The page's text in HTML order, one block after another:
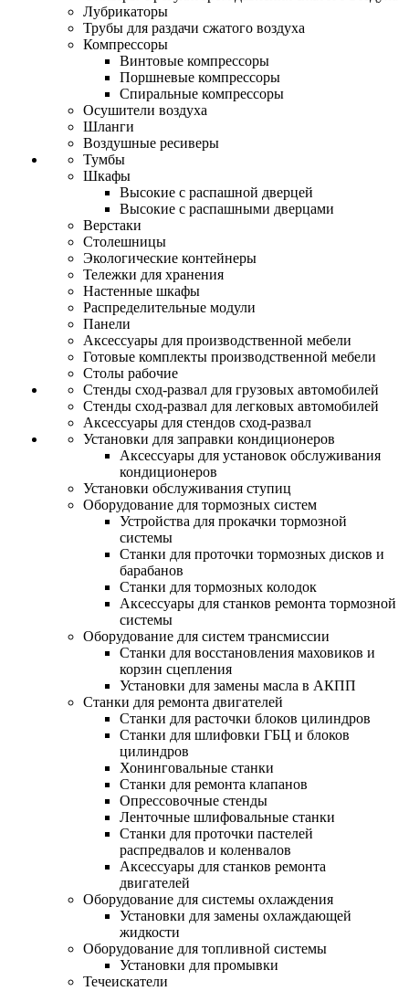
Лубрикаторы
Трубы для раздачи сжатого воздуха
Компрессоры
Винтовые компрессоры
Поршневые компрессоры
Спиральные компрессоры
Осушители воздуха
Шланги
Воздушные ресиверы
Тумбы
Шкафы
Высокие с распашной дверцей
Высокие с распашными дверцами
Верстаки
Столешницы
Экологические контейнеры
Тележки для хранения
Настенные шкафы
Распределительные модули
Панели
Аксессуары для производственной мебели
Готовые комплекты производственной мебели
Столы рабочие
Стенды сход-развал для грузовых автомобилей
Стенды сход-развал для легковых автомобилей
Аксессуары для стендов сход-развал
Установки для заправки кондиционеров
Аксессуары для установок обслуживания
кондиционеров
Установки обслуживания ступиц
Оборудование для тормозных систем
Устройства для прокачки тормозной
системы
Станки для проточки тормозных дисков и
барабанов
Станки для тормозных колодок
Аксессуары для станков ремонта тормозной
системы
Оборудование для систем трансмиссии
Станки для восстановления маховиков и
корзин сцепления
Установки для замены масла в АКПП
Станки для ремонта двигателей
Станки для расточки блоков цилиндров
Станки для шлифовки ГБЦ и блоков
цилиндров
Хонинговальные станки
Станки для ремонта клапанов
Опрессовочные стенды
Ленточные шлифовальные станки
Станки для проточки пастелей
распредвалов и коленвалов
Аксессуары для станков ремонта
двигателей
Оборудование для системы охлаждения
Установки для замены охлаждающей
жидкости
Оборудование для топливной системы
Установки для промывки
Течеискатели